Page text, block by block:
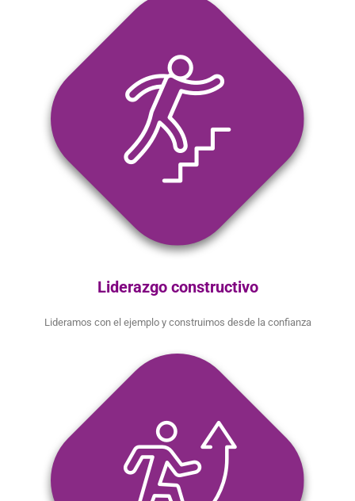
Liderazgo constructivo
Lideramos con el ejemplo y construimos desde la confianza